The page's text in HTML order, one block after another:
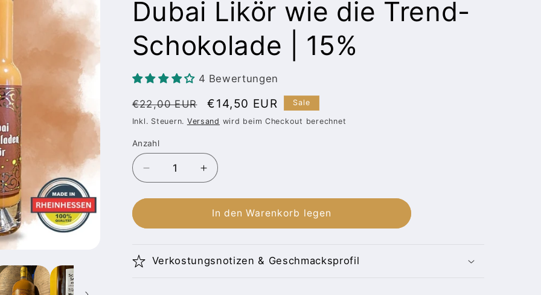
Dubai Likör wie die Trend-
Schokolade | 15%
4 Bewertungen
Normaler
Preis
€22,00 EUR Verkaufspreis
€14,50 EUR Sale
Inkl. Steuern. Versand wird beim Checkout berechnet
Anzahl
Anzahl
Verringere
die
Menge
Dubai
Erhöhe
die
Menge
für
Dubai
|
In den Warenkorb legen
Verkostungsnotizen & Geschmacksprofil